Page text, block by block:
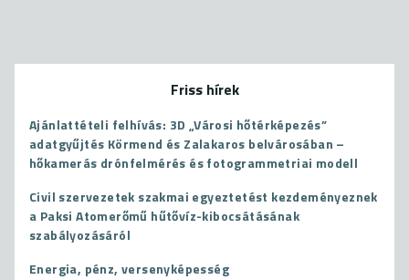
Friss hírek
Ajánlattételi felhívás: 3D „Városi hőtérképezés”
adatgyűjtés Körmend és Zalakaros belvárosában –
hőkamerás drónfelmérés és fotogrammetriai modell
Civil szervezetek szakmai egyeztetést kezdeményeznek
a Paksi Atomerőmű hűtővíz-kibocsátásának
szabályozásáról
Energia, pénz, versenyképesség